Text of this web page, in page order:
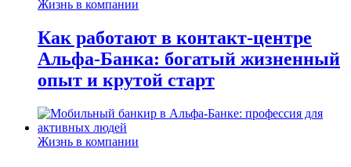
Жизнь в компании
Как работают в контакт-центре
Альфа-Банка: богатый жизненный
опыт и крутой старт
Жизнь в компании